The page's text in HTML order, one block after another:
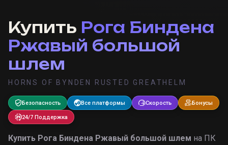
Купить Рога Биндена
Ржавый большой
шлем
HORNS OF BYNDEN RUSTED GREATHELM
Безопасность Все платформы Скорость Бонусы
24/7 Поддержка
Купить Рога Биндена Ржавый большой шлем на ПК